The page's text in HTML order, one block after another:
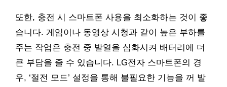
또한, 충전 시 스마트폰 사용을 최소화하는 것이 좋
습니다. 게임이나 동영상 시청과 같이 높은 부하를
주는 작업은 충전 중 발열을 심화시켜 배터리에 더
큰 부담을 줄 수 있습니다. LG전자 스마트폰의 경
우, ‘절전 모드’ 설정을 통해 불필요한 기능을 꺼 발